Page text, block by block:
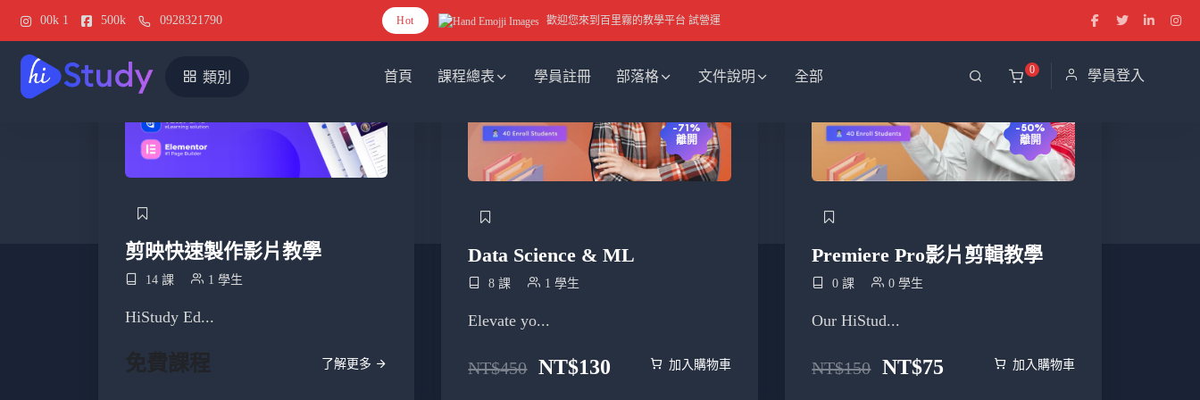
00k 1 500k 0928321790 Hot 歡迎您來到百里霧的教學平台 試營運
類別 首頁 課程總表 學員註冊 部落格 文件說明 全部 0 學員登入
篩選課程
剪映快速製作影片教學
14 課 1 學生
HiStudy Ed...
免費課程 了解更多
-71%
離開
Data Science & ML
8 課 1 學生
Elevate yo...
NT$450 NT$130 加入購物車
-50%
離開
Premiere Pro影片剪輯教學
0 課 0 學生
Our HiStud...
NT$150 NT$75 加入購物車